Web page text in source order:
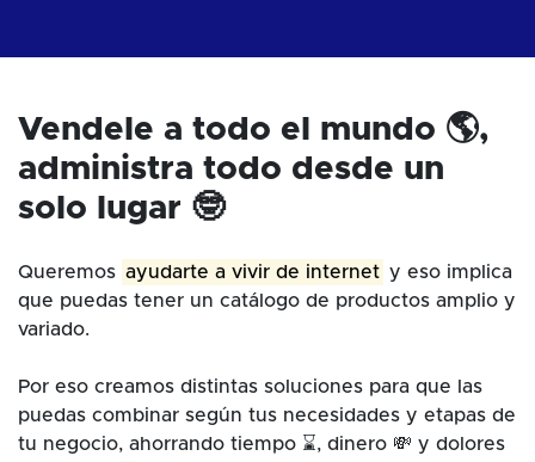
Vendele a todo el mundo 🌎,
administra todo desde un
solo lugar 🤓
Queremos ayudarte a vivir de internet y eso implica
que puedas tener un catálogo de productos amplio y
variado.
Por eso creamos distintas soluciones para que las
puedas combinar según tus necesidades y etapas de
tu negocio, ahorrando tiempo ⌛, dinero 💸 y dolores